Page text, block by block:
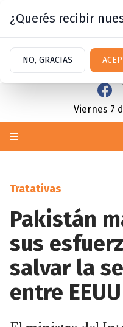
Viernes 7
Tratativas
Pakistán
sus
salvar la
entre
¿Querés recibir
NO, GRACIAS